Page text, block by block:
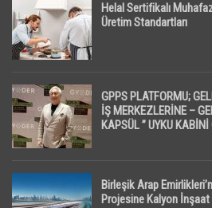
Helal Sertifikalı
Üretim Standartları
GPPS PLATFORMU;
İŞ MERKEZLERİNE –
KAPSÜL ” UYKU KABİNİ
Birleşik Arap
Projesine Kalyon İnşaat